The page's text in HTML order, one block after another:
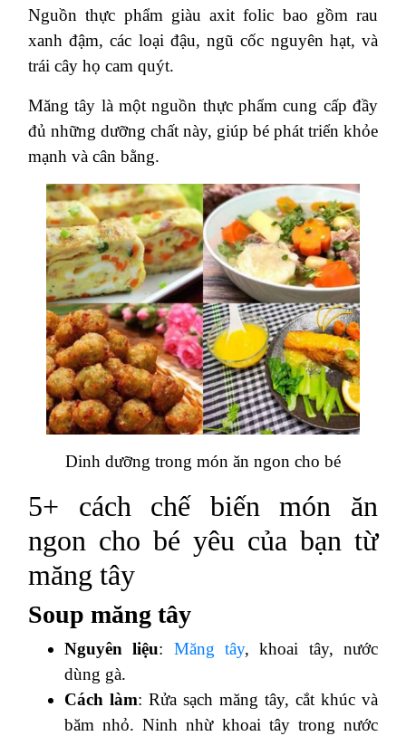
Nguồn thực phẩm giàu axit folic bao gồm rau
xanh đậm, các loại đậu, ngũ cốc nguyên hạt, và
trái cây họ cam quýt.
Măng tây là một nguồn thực phẩm cung cấp đầy
đủ những dưỡng chất này, giúp bé phát triển khỏe
mạnh và cân bằng.
Dinh dưỡng trong món ăn ngon cho bé
5+ cách chế biến món ăn
ngon cho bé yêu của bạn từ
măng tây
Soup măng tây
Nguyên liệu: Măng tây, khoai tây, nước
dùng gà.
Cách làm: Rửa sạch măng tây, cắt khúc và
băm nhỏ. Ninh nhừ khoai tây trong nước